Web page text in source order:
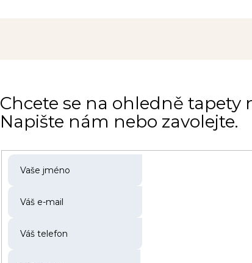
Chcete se na ohledně tapety
Napište nám nebo zavolejte.